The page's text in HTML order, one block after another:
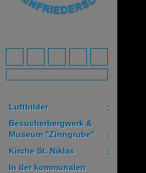
Luftbilder
Besucherbergwerk &
Museum "Zinngrube"
Kirche St. Niklas
In der kommunalen